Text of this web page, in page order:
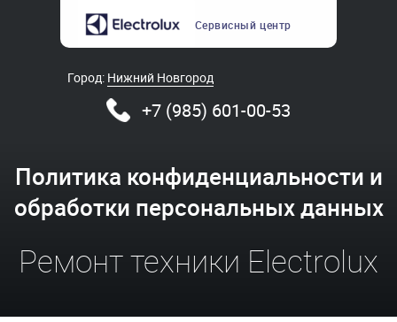
Сервисный центр
Город: Нижний Новгород
+7 (985) 601-00-53
Политика конфиденциальности и
обработки персональных данных
Ремонт техники Electrolux